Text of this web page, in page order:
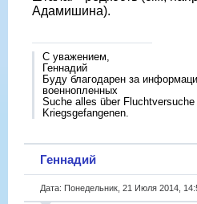
Адамишина).
С уважением,
Геннадий
Буду благодарен за
военнопленных
Suche alles über
Kriegsgefangenen.
Геннадий
Дата: Понедельник, 21 Июля 2014,